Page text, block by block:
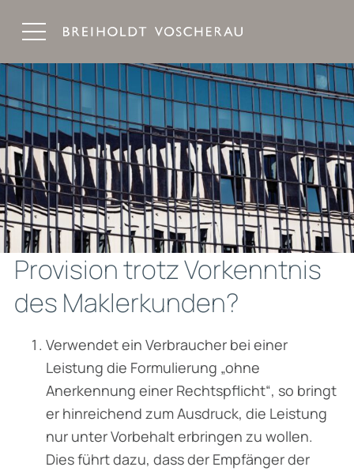
Provision trotz Vorkenntnis
des Maklerkunden?
Verwendet ein Verbraucher bei einer
Leistung die Formulierung „ohne
Anerkennung einer Rechtspflicht“, so bringt
er hinreichend zum Ausdruck, die Leistung
nur unter Vorbehalt erbringen zu wollen.
Dies führt dazu, dass der Empfänger der